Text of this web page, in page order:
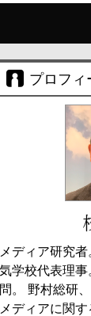
プロフィ
メディア研究
気学校代表理
問。 野村総研
メディアに関